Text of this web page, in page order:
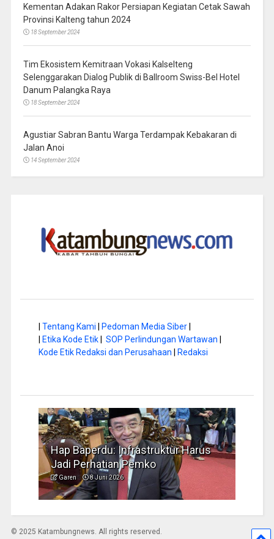
Kementan Adakan Rakor Persiapan Kegiatan Cetak Sawah
Provinsi Kalteng tahun 2024
18 September 2024
Tim Ekosistem Kemitraan Vokasi Kalselteng
Selenggarakan Dialog Publik di Ballroom Swiss-Bel Hotel
Danum Palangka Raya
18 September 2024
Agustiar Sabran Bantu Warga Terdampak Kebakaran di
Jalan Anoi
14 September 2024
| Tentang Kami | Pedoman Media Siber|
| Etika Kode Etik| SOP Perlindungan Wartawan |
Kode Etik Redaksi dan Perusahaan | Redaksi
Hap Baperdu: Infrastruktur Harus
Jadi Perhatian Pemko
Garen 8 Juni 2026
© 2025 Katambungnews. All rights reserved.